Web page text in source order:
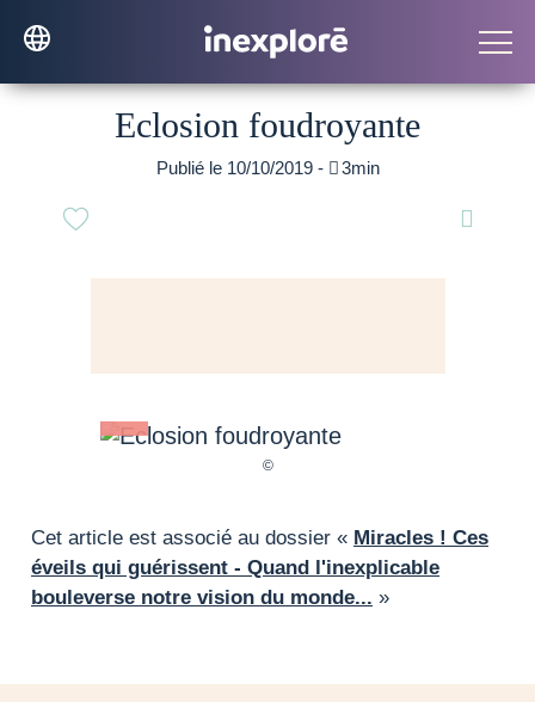
Eclosion foudroyante
Publié le 10/10/2019 - 3min

Cet article est associé au dossier « Miracles ! Ces
éveils qui guérissent - Quand l'inexplicable
bouleverse notre vision du monde... »